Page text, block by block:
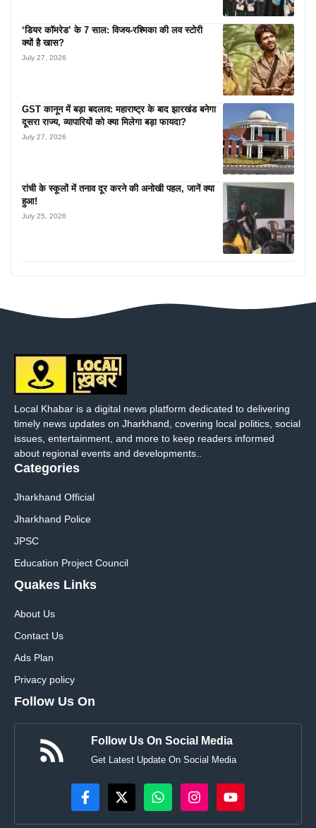
‘डियर कॉमरेड’ के 7 साल: विजय-रश्मिका की लव स्टोरी
क्यों है खास?
July 27, 2026
GST कानून में बड़ा बदलाव: महाराष्ट्र के बाद झारखंड बनेगा
दूसरा राज्य, व्यापारियों को क्या मिलेगा बड़ा फायदा?
July 27, 2026
रांची के स्कूलों में तनाव दूर करने की अनोखी पहल, जानें क्या
हुआ!
July 25, 2026
Local Khabar is a digital news platform dedicated to delivering
timely news updates on Jharkhand, covering local politics, social
issues, entertainment, and more to keep readers informed
about regional events and developments..
Categories
Jharkhand Official
Jharkhand Police
JPSC
Education Project Council
Quakes Links
About Us
Contact Us
Ads Plan
Privacy policy
Follow Us On
Follow Us On Social Media
Get Latest Update On Social Media